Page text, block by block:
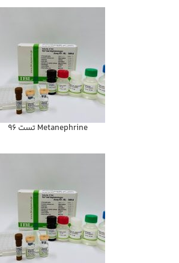
Metanephrine تست 96